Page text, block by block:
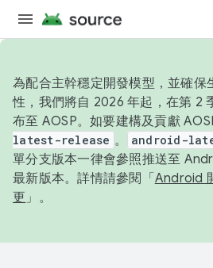
為配合主幹穩定開發模型，並確保
性，我們將自 2026 年起，在第 2
布至 AOSP。如要建構及貢獻
latest-release 。 android-
單分支版本一律會參照推送至
最新版本。詳情請參閱「 Android
更 」。